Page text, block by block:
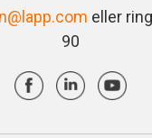
eller
90